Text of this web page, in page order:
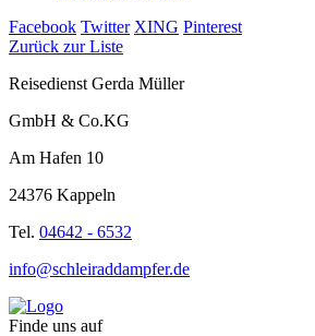
Facebook Twitter XING Pinterest
Zurück zur Liste
Reisedienst Gerda Müller
GmbH & Co.KG
Am Hafen 10
24376 Kappeln
Tel. 04642 - 6532
info@schleiraddampfer.de
Finde uns auf